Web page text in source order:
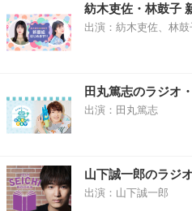
紡木吏佐・林鼓子
出演：紡木吏佐、林鼓
田丸篤志のラジオ
出演：田丸篤志
山下誠一郎のラジ
出演：山下誠一郎